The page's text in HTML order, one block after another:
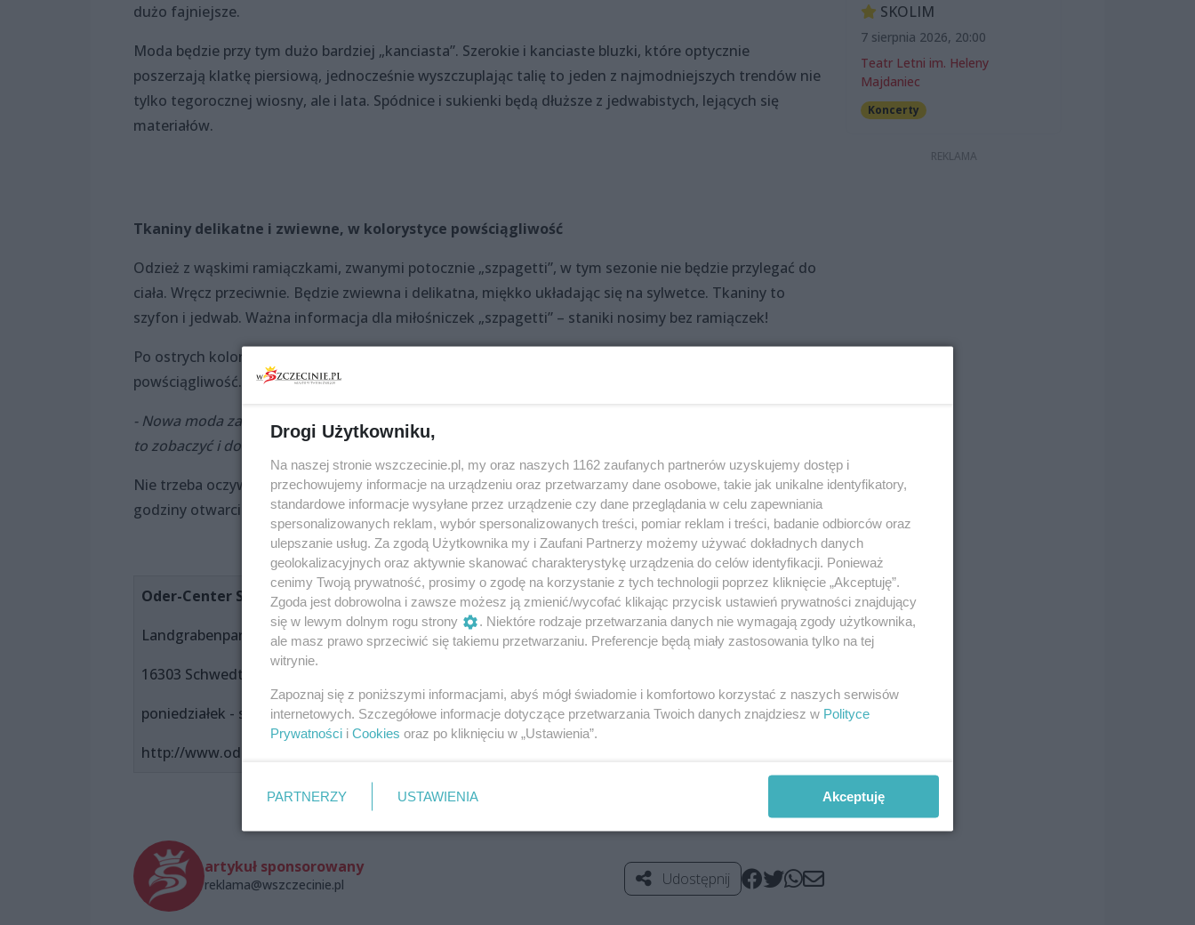
dużo fajniejsze.
Moda będzie przy tym dużo bardziej „kanciasta”. Szerokie i kanciaste bluzki, które optycznie
poszerzają klatkę piersiową, jednocześnie wyszczuplając talię to jeden z najmodniejszych trendów nie
tylko tegorocznej wiosny, ale i lata. Spódnice i sukienki będą dłuższe z jedwabistych, lejących się
materiałów.
Tkaniny delikatne i zwiewne, w kolorystyce powściągliwość
Odzież z wąskimi ramiączkami, zwanymi potocznie „szpagetti”, w tym sezonie nie będzie przylegać do
ciała. Wręcz przeciwnie. Będzie zwiewna i delikatna, miękko układając się na sylwetce. Tkaniny to
szyfon i jedwab. Ważna informacja dla miłośniczek „szpagetti” – staniki nosimy bez ramiączek!
Po ostrych kolorach modnych w poprzednich latach, w tej chwili w kolorystyce obowiązuje
powściągliwość. W tym sezonie na topie będą pastele, przede wszystkim róż i mięta.
- Nowa moda zapowiada się naprawdę interesująco
to zobaczyć i dotknąć. Poznać smak nowych trendów
Nie trzeba oczywiście dodawać, że atutami Oder-Center są najwyższa jakość obsługi, dogodne
godziny otwarcia, dobry dojazd i 1500 bezpłatnych miejsc parkingowych.
Oder-Center Schwedt
Landgrabenpark 1
16303 Schwedt
poniedziałek - sobota 9.30 - 20.00
http://www.oder-center.de/pl/pl
artykuł sponsorowany
reklama@wszczecinie.pl Udostępnij
SKOLIM
7 sierpnia 2026, 20:00
Teatr Letni im. Heleny
Majdaniec
Koncerty
Drogi Użytkowniku,
Na naszej stronie wszczecinie.pl, my oraz naszych 1162 zaufanych partnerów uzyskujemy dostęp i
przechowujemy informacje na urządzeniu oraz przetwarzamy dane osobowe, takie jak unikalne identyfikatory,
standardowe informacje wysyłane przez urządzenie czy dane przeglądania w celu zapewniania
spersonalizowanych reklam, wybór spersonalizowanych treści, pomiar reklam i treści, badanie odbiorców oraz
ulepszanie usług. Za zgodą Użytkownika my i Zaufani Partnerzy możemy używać dokładnych danych
geolokalizacyjnych oraz aktywnie skanować charakterystykę urządzenia do celów identyfikacji. Ponieważ
cenimy Twoją prywatność, prosimy o zgodę na korzystanie z tych technologii poprzez kliknięcie „Akceptuję”.
Zgoda jest dobrowolna i zawsze możesz ją zmienić/wycofać klikając przycisk ustawień prywatności znajdujący
się w lewym dolnym rogu strony
. Niektóre rodzaje przetwarzania danych nie wymagają zgody użytkownika,
ale masz prawo sprzeciwić się takiemu przetwarzaniu. Preferencje będą miały zastosowania tylko na tej
witrynie.
Zapoznaj się z poniższymi informacjami, abyś mógł świadomie i komfortowo korzystać z naszych serwisów
internetowych. Szczegółowe informacje dotyczące przetwarzania Twoich danych znajdziesz w Polityce
Prywatności i Cookies oraz po kliknięciu w „Ustawienia”.
PARTNERZY USTAWIENIA Akceptuję